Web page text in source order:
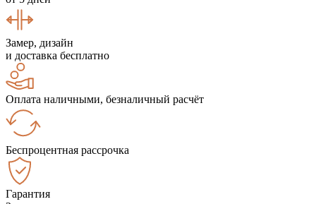
Замер, дизайн
и доставка бесплатно
Оплата наличными, безналичный расчёт
Беспроцентная рассрочка
Гарантия